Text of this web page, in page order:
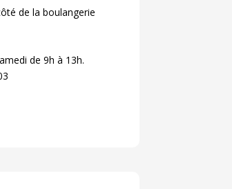
de la boulangerie
de 9h à 13h.